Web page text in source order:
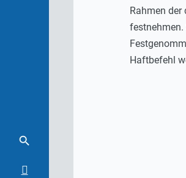
Rahmen
festnehmen.
Haftbefehl